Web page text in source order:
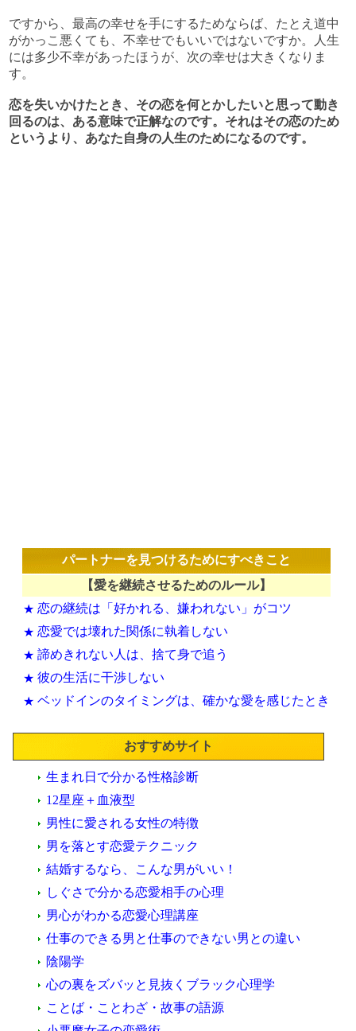
ですから、最高の幸せを手にするためならば、たとえ道中
がかっこ悪くても、不幸せでもいいではないですか。人生
には多少不幸があったほうが、次の幸せは大きくなりま
す。
恋を失いかけたとき、その恋を何とかしたいと思って動き
回るのは、ある意味で正解なのです。それはその恋のため
というより、あなた自身の人生のためになるのです。
パートナーを見つけるためにすべきこと
【愛を継続させるためのルール】
★ 恋の継続は「好かれる、嫌われない」がコツ
★ 恋愛では壊れた関係に執着しない
★ 諦めきれない人は、捨て身で追う
★ 彼の生活に干渉しない
★ ベッドインのタイミングは、確かな愛を感じたとき
おすすめサイト
生まれ日で分かる性格診断
12星座＋血液型
男性に愛される女性の特徴
男を落とす恋愛テクニック
結婚するなら、こんな男がいい！
しぐさで分かる恋愛相手の心理
男心がわかる恋愛心理講座
仕事のできる男と仕事のできない男との違い
陰陽学
心の裏をズバッと見抜くブラック心理学
ことば・ことわざ・故事の語源